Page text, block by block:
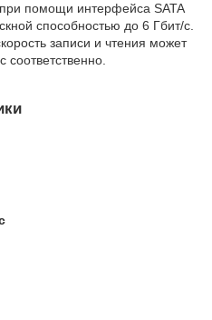
помощи интерфейса SATA
способностью до 6 Гбит/с.
записи и чтения может